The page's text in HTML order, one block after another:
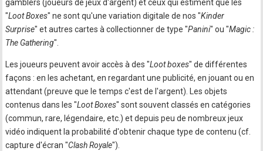
gamblers (joueurs de jeux d'argent) et ceux qui estiment que les
"Loot Boxes" ne sont qu'une variation digitale de nos "Kinder
Surprise" et autres cartes à collectionner de type "Panini" ou "Magic :
The Gathering".
Les joueurs peuvent avoir accès à des "Loot boxes" de différentes
façons : en les achetant, en regardant une publicité, en jouant ou en
attendant (preuve que le temps c'est de l'argent). Les objets
contenus dans les "Loot Boxes" sont souvent classés en catégories
(commun, rare, légendaire, etc.) et depuis peu de nombreux jeux
vidéo indiquent la probabilité d'obtenir chaque type de contenu (cf.
capture d'écran "Clash Royale").